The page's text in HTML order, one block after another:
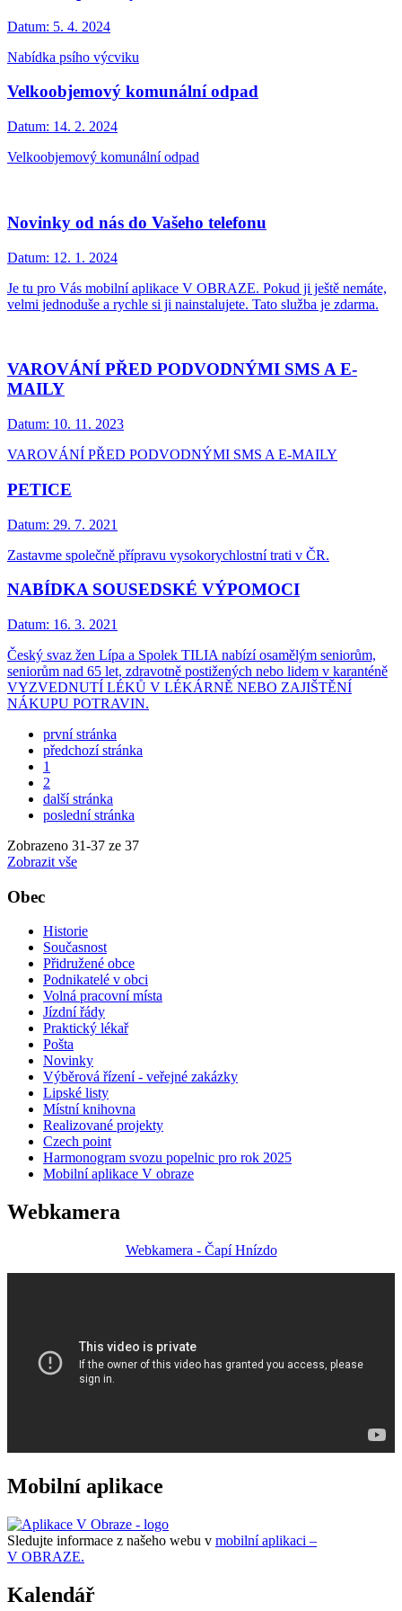
Datum: 5. 4. 2024
Nabídka psího výcviku
Velkoobjemový komunální odpad
Datum: 14. 2. 2024
Velkoobjemový komunální odpad
Novinky od nás do Vašeho telefonu
Datum: 12. 1. 2024
Je tu pro Vás mobilní aplikace V OBRAZE. Pokud ji ještě nemáte,
velmi jednoduše a rychle si ji nainstalujete. Tato služba je zdarma.
VAROVÁNÍ PŘED PODVODNÝMI SMS A E-
MAILY
Datum: 10. 11. 2023
VAROVÁNÍ PŘED PODVODNÝMI SMS A E-MAILY
PETICE
Datum: 29. 7. 2021
Zastavme společně přípravu vysokorychlostní trati v ČR.
NABÍDKA SOUSEDSKÉ VÝPOMOCI
Datum: 16. 3. 2021
Český svaz žen Lípa a Spolek TILIA nabízí osamělým seniorům,
seniorům nad 65 let, zdravotně postižených nebo lidem v karanténě
VYZVEDNUTÍ LÉKŮ V LÉKÁRNĚ NEBO ZAJIŠTĚNÍ
NÁKUPU POTRAVIN.
první stránka
předchozí stránka
1
2
další stránka
poslední stránka
Zobrazeno 31-37 ze 37
Zobrazit vše
Obec
Historie
Současnost
Přidružené obce
Podnikatelé v obci
Volná pracovní místa
Jízdní řády
Praktický lékař
Pošta
Novinky
Výběrová řízení - veřejné zakázky
Lipské listy
Místní knihovna
Realizované projekty
Czech point
Harmonogram svozu popelnic pro rok 2025
Mobilní aplikace V obraze
Webkamera
Webkamera - Čapí Hnízdo
Mobilní aplikace
Sledujte informace z našeho webu v mobilní aplikaci –
V OBRAZE.
Kalendář